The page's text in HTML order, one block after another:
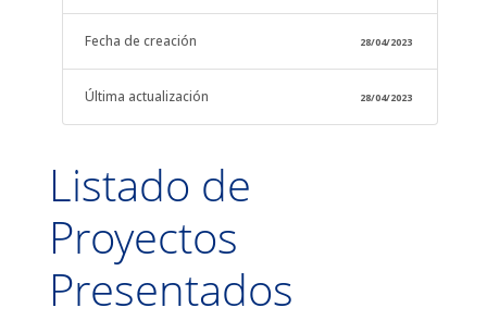
Fecha de creación 28/04/2023
Última actualización 28/04/2023
Listado de
Proyectos
Presentados